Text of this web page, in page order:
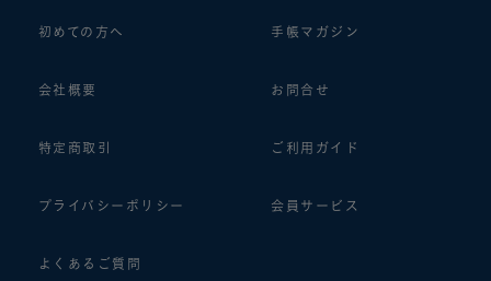
初めての方へ 手帳マガジン
会社概要 お問合せ
特定商取引 ご利用ガイド
プライバシーポリシー 会員サービス
よくあるご質問